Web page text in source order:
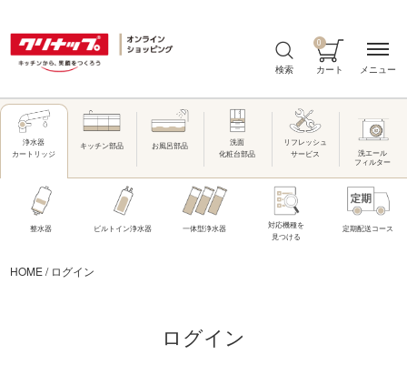
検索 カート
0
浄水器
カートリッジ
キッチン部品 お風呂部品
洗面
化粧台部品
リフレッシュ
サービス
洗エール
フィルター
整水器 ビルトイン浄水器 一体型浄水器
対応機種を
見つける
定期配送コース
HOME/ ログイン
ログイン
メニュー